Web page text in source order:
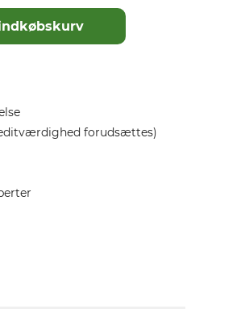
forudsættes)